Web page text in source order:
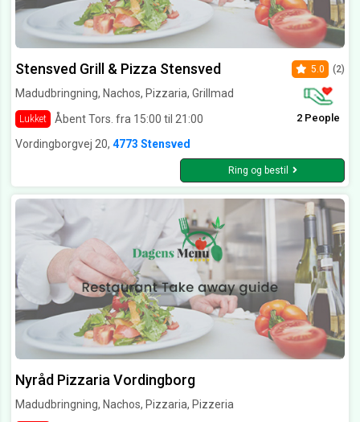
Stensved Grill & Pizza Stensved
Madudbringning, Nachos, Pizzaria, Grillmad
Lukket Åbent Tors. fra 15:00 til 21:00
5.0 (2)
2 People
Vordingborgvej 20, 4773 Stensved
Ring og bestil
Nyråd Pizzaria Vordingborg
Madudbringning, Nachos, Pizzaria, Pizzeria